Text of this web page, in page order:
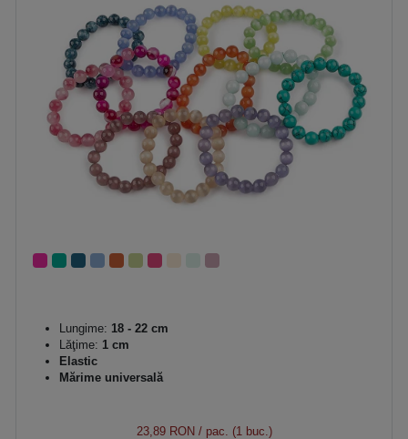
Lungime: 18 - 22 cm
Lăţime: 1 cm
Elastic
Mărime universală
23,89 RON/ pac. (1 buc.)